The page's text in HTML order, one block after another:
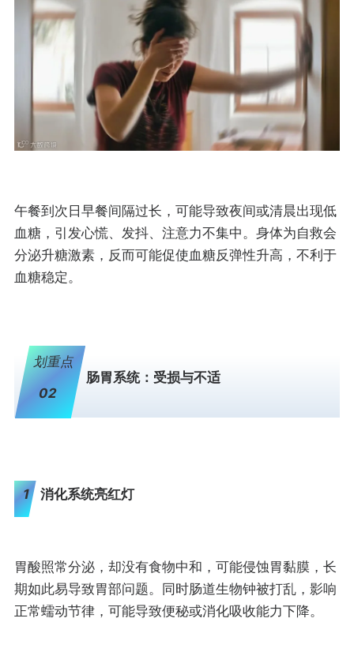
午餐到次日早餐间隔过长，可能导致夜间或清晨出现低
血糖，引发心慌、发抖、注意力不集中。身体为自救会
分泌升糖激素，反而可能促使血糖反弹性升高，不利于
血糖稳定。
划重点
02
肠胃系统：受损与不适
1 消化系统亮红灯
胃酸照常分泌，却没有食物中和，可能侵蚀胃黏膜，长
期如此易导致胃部问题。同时肠道生物钟被打乱，影响
正常蠕动节律，可能导致便秘或消化吸收能力下降。